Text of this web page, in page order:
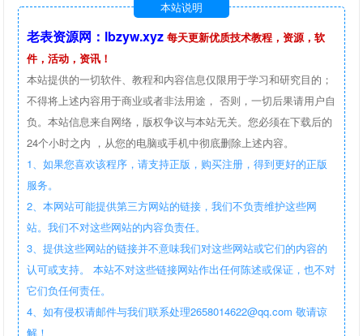
本站说明
老表资源网：lbzyw.xyz 每天更新优质技术教程，资源，软
件，活动，资讯！
本站提供的一切软件、教程和内容信息仅限用于学习和研究目的；
不得将上述内容用于商业或者非法用途， 否则，一切后果请用户自
负。本站信息来自网络，版权争议与本站无关。您必须在下载后的
24个小时之内 ，从您的电脑或手机中彻底删除上述内容。
1、如果您喜欢该程序，请支持正版，购买注册，得到更好的正版
服务。
2、本网站可能提供第三方网站的链接，我们不负责维护这些网
站。我们不对这些网站的内容负责任。
3、提供这些网站的链接并不意味我们对这些网站或它们的内容的
认可或支持。 本站不对这些链接网站作出任何陈述或保证，也不对
它们负任何责任。
4、如有侵权请邮件与我们联系处理2658014622@qq.com 敬请谅
解！